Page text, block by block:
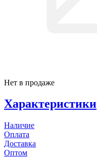
Нет в продаже
Характеристики
Наличие
Оплата
Доставка
Оптом